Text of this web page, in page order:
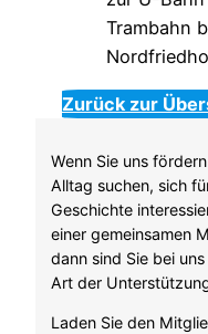
Zurück zur
Wenn Sie uns
Alltag suchen, sich
Geschichte
einer gemeinsamen
dann sind Sie bei
Art der
Laden Sie den